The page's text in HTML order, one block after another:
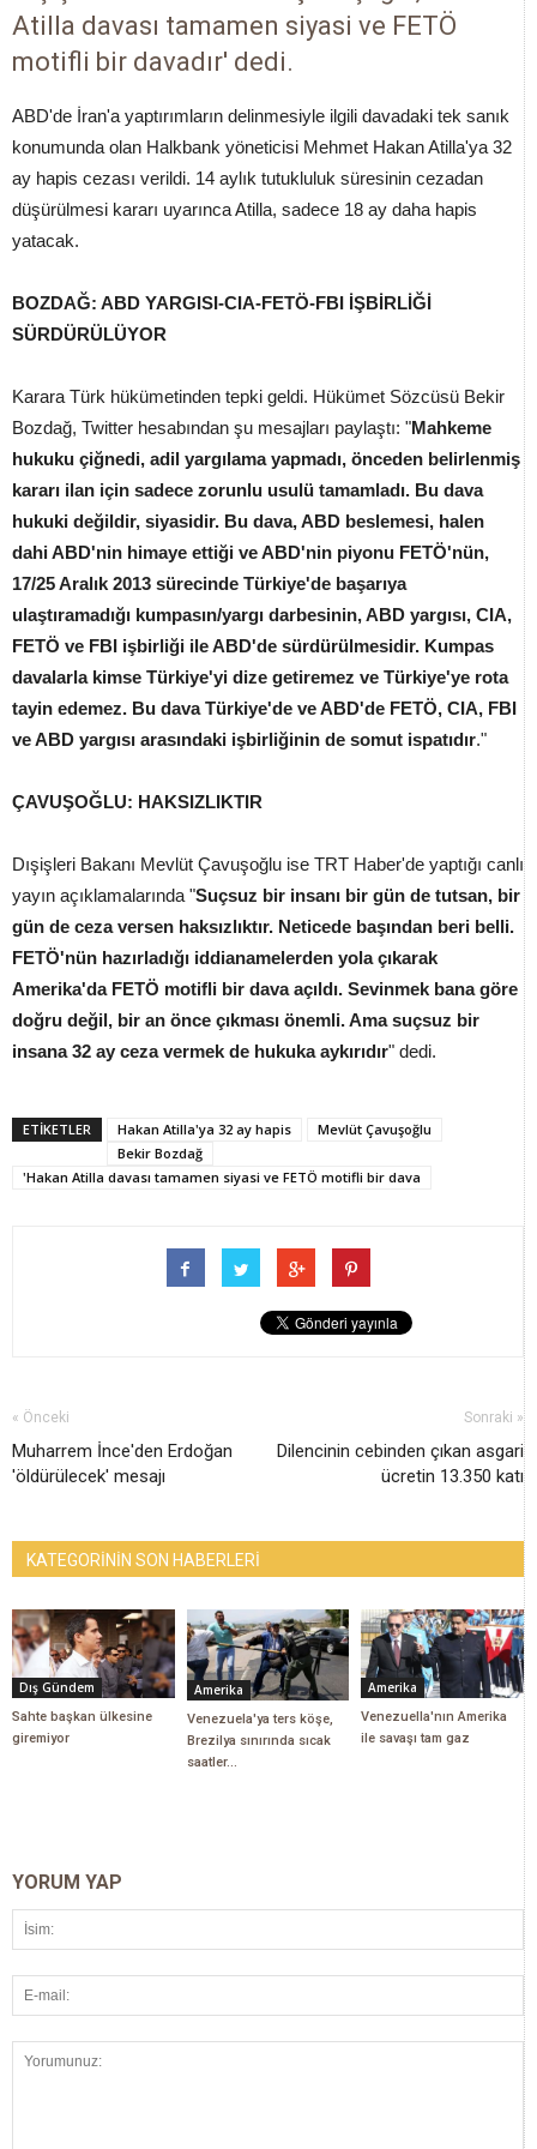
Atilla davası tamamen siyasi ve FETÖ
motifli bir davadır' dedi.
ABD'de İran'a yaptırımların delinmesiyle ilgili davadaki tek sanık
konumunda olan Halkbank yöneticisi Mehmet Hakan Atilla'ya 32
ay hapis cezası verildi. 14 aylık tutukluluk süresinin cezadan
düşürülmesi kararı uyarınca Atilla, sadece 18 ay daha hapis
yatacak.
BOZDAĞ: ABD YARGISI-CIA-FETÖ-FBI İŞBİRLİĞİ
SÜRDÜRÜLÜYOR
Karara Türk hükümetinden tepki geldi. Hükümet Sözcüsü Bekir
Bozdağ, Twitter hesabından şu mesajları paylaştı: "Mahkeme
hukuku çiğnedi, adil yargılama yapmadı, önceden belirlenmiş
kararı ilan için sadece zorunlu usulü tamamladı. Bu dava
hukuki değildir, siyasidir. Bu dava, ABD beslemesi, halen
dahi ABD'nin himaye ettiği ve ABD'nin piyonu FETÖ'nün,
17/25 Aralık 2013 sürecinde Türkiye'de başarıya
ulaştıramadığı kumpasın/yargı darbesinin, ABD yargısı, CIA,
FETÖ ve FBI işbirliği ile ABD'de sürdürülmesidir. Kumpas
davalarla kimse Türkiye'yi dize getiremez ve Türkiye'ye rota
tayin edemez. Bu dava Türkiye'de ve ABD'de FETÖ, CIA, FBI
ve ABD yargısı arasındaki işbirliğinin de somut ispatıdır."
ÇAVUŞOĞLU: HAKSIZLIKTIR
Dışişleri Bakanı Mevlüt Çavuşoğlu ise TRT Haber'de yaptığı canlı
yayın açıklamalarında "Suçsuz bir insanı bir gün de tutsan, bir
gün de ceza versen haksızlıktır. Neticede başından beri belli.
FETÖ'nün hazırladığı iddianamelerden yola çıkarak
Amerika'da FETÖ motifli bir dava açıldı. Sevinmek bana göre
doğru değil, bir an önce çıkması önemli. Ama suçsuz bir
insana 32 ay ceza vermek de hukuka aykırıdır" dedi.
ETİKETLER Hakan Atilla'ya 32 ay hapis
Mevlüt Çavuşoğlu
Bekir Bozdağ
'Hakan Atilla davası tamamen siyasi ve FETÖ motifli bir dava
« Önceki
Muharrem İnce'den Erdoğan
'öldürülecek' mesajı
Sonraki »
Dilencinin cebinden çıkan asgari
ücretin 13.350 katı
KATEGORİNİN SON HABERLERİ
Dış Gündem
Sahte başkan ülkesine
giremiyor
Amerika
Venezuela'ya ters köşe,
Brezilya sınırında sıcak
saatler...
Amerika
Venezuella'nın Amerika
ile savaşı tam gaz
YORUM YAP